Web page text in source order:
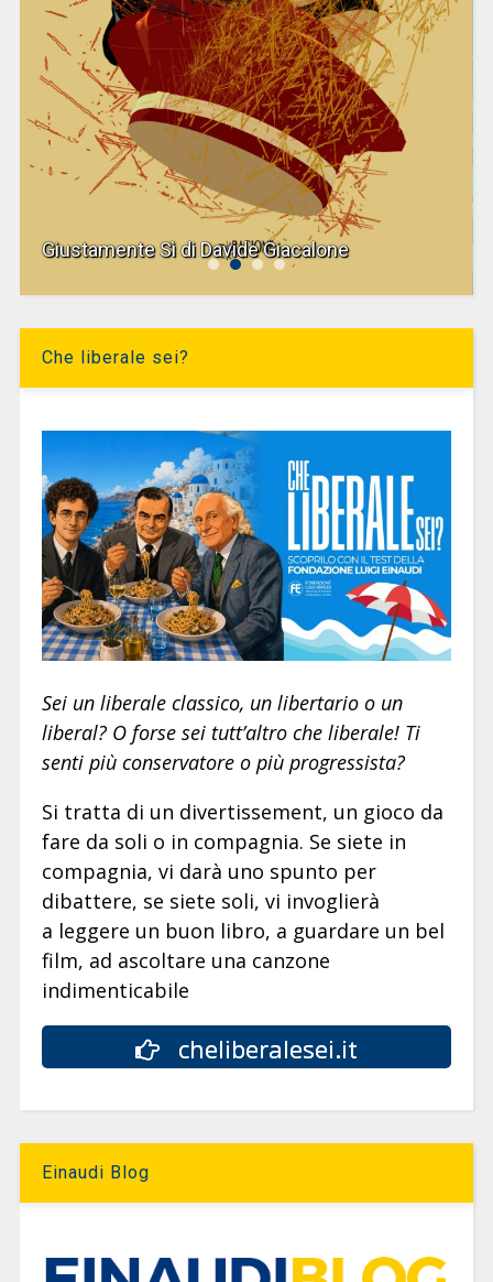
Giustamente Sì di Davide Giacalone
Che liberale sei?
Sei un liberale classico, un libertario o un
liberal? O forse sei tutt’altro che liberale! Ti
senti più conservatore o più progressista?
Si tratta di un divertissement, un gioco da
fare da soli o in compagnia. Se siete in
compagnia, vi darà uno spunto per
dibattere, se siete soli, vi invoglierà
a leggere un buon libro, a guardare un bel
film, ad ascoltare una canzone
indimenticabile
cheliberalesei.it
Einaudi Blog